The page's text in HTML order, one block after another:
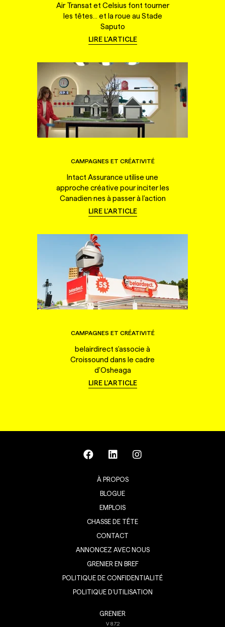
Air Transat et Celsius font tourner
les têtes... et la roue au Stade
Saputo
LIRE L'ARTICLE
CAMPAGNES ET CRÉATIVITÉ
Intact Assurance utilise une
approche créative pour inciter les
Canadien·nes à passer à l'action
LIRE L'ARTICLE
CAMPAGNES ET CRÉATIVITÉ
belairdirect s'associe à
Croissound dans le cadre
d'Osheaga
LIRE L'ARTICLE
À PROPOS
BLOGUE
EMPLOIS
CHASSE DE TÊTE
CONTACT
ANNONCEZ AVEC NOUS
GRENIER EN BREF
POLITIQUE DE CONFIDENTIALITÉ
POLITIQUE D’UTILISATION
GRENIER
V8.7.2